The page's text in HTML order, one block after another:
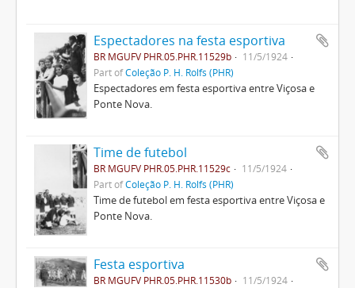
Espectadores na festa esportiva
BR MGUFV PHR.05.PHR.11529b
11/5/1924
Part ofColeção P. H. Rolfs (PHR)
Espectadores em festa esportiva entre Viçosa e
Ponte Nova.
Time de futebol
BR MGUFV PHR.05.PHR.11529c
11/5/1924
Part ofColeção P. H. Rolfs (PHR)
Time de futebol em festa esportiva entre Viçosa e
Ponte Nova.
Festa esportiva
BR MGUFV PHR.05.PHR.11530b
11/5/1924